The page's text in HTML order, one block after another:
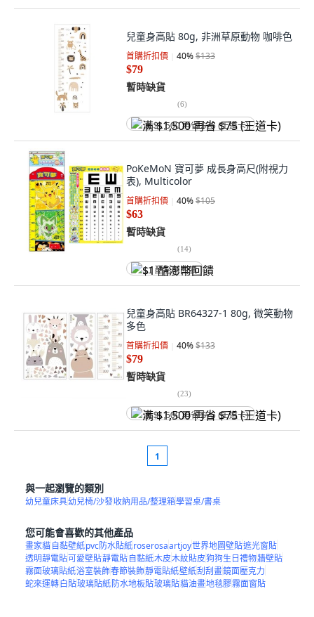
兒童身高貼 80g, 非洲草原動物 咖啡色
首購折扣價 40%$133
$79
暫時缺貨
(6)
满 $1,500 再省 $75 (王道卡)
PoKeMoN 寶可夢 成長身高尺(附視力
表), Multicolor
首購折扣價 40%$105
$63
暫時缺貨
(14)
$1 酷澎幣回饋
兒童身高貼 BR64327-1 80g, 微笑動物
多色
首購折扣價 40%$133
$79
暫時缺貨
(23)
满 $1,500 再省 $75 (王道卡)
1
與一起瀏覽的類別
幼兒童床具幼兒椅/沙發收納用品/整理箱學習桌/書桌
您可能會喜歡的其他產品
畫家貓自黏壁紙pvc防水貼紙roserosaartjoy世界地圖壁貼遮光窗貼
透明靜電貼可愛壁貼靜電貼自黏紙木皮木紋貼皮狗狗生日禮物牆壁貼
霧面玻璃貼紙浴室裝飾春節裝飾靜電貼紙壁紙刮刮畫鏡面壓克力
蛇來運轉白貼玻璃貼紙防水地板貼玻璃貼貓油畫地毯膠霧面窗貼